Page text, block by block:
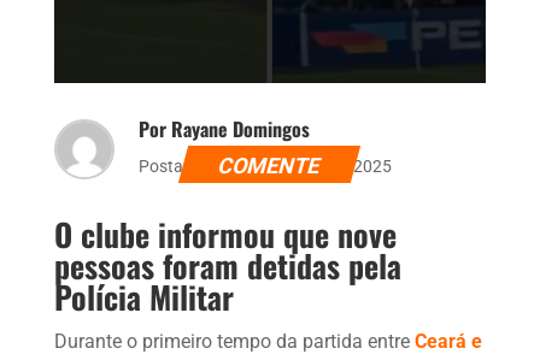
Por Rayane Domingos
Postado dia 26 de janeiro de 2025
COMENTE
O clube informou que nove
pessoas foram detidas pela
Polícia Militar
Durante o primeiro tempo da partida entre Ceará e